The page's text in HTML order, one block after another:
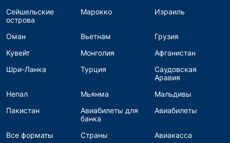
Сейшельские
острова
Марокко Израиль
Оман Вьетнам
Грузия
Кувейт
Монголия
Афганистан
Шри-Ланка
Турция
Саудовская
Аравия
Непал
Мьянма
Мальдивы
Пакистан
Авиабилеты для
банка
Авиабилеты
Все форматы Страны
Авиакасса